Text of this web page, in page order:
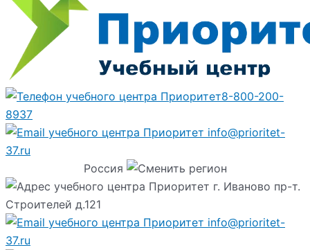
8-800-200-
8937
info@prioritet-
37.ru
Россия
г. Иваново пр-т.
Строителей д.121
info@prioritet-
37.ru